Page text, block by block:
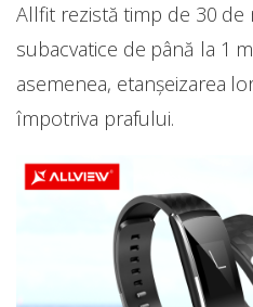
Allfit rezistă timp de 30
subacvatice de până la 1
asemenea, etanșeizarea
împotriva prafului.